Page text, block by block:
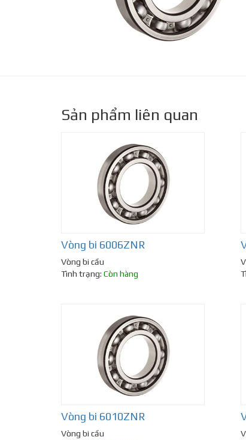
Sản phẩm liên quan
Vòng bi 6006ZNR
Vòng bi cầu
Tình trạng: Còn hàng
Vòng bi 6010ZNR
Vòng bi cầu